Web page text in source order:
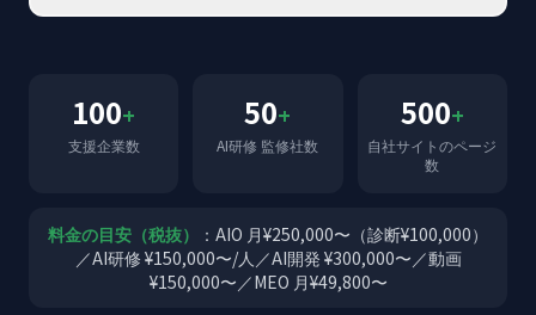
100+
支援企業数
50+
AI研修 監修社数
500+
自社サイトのページ
数
料金の目安（税抜）
：AIO 月¥250,000〜（診断¥100,000）
／AI研修 ¥150,000〜/人／AI開発 ¥300,000〜／動画
¥150,000〜／MEO 月¥49,800〜